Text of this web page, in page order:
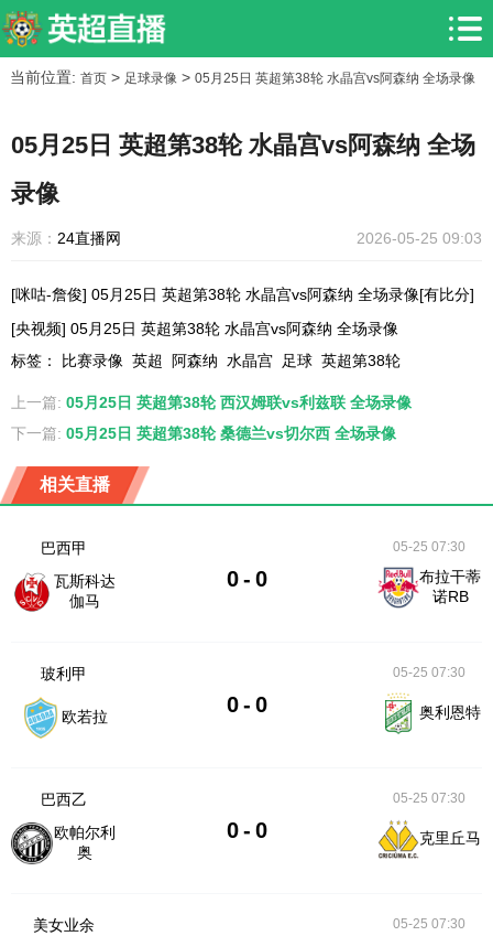
当前位置: 首页> 足球录像 > 05月25日 英超第38轮 水晶宫vs阿森纳 全场录像
05月25日 英超第38轮 水晶宫vs阿森纳 全场
录像
来源： 24直播网 2026-05-25 09:03
[咪咕-詹俊] 05月25日 英超第38轮 水晶宫vs阿森纳 全场录像[有比分]
[央视频] 05月25日 英超第38轮 水晶宫vs阿森纳 全场录像
标签 ： 比赛录像 英超 阿森纳 水晶宫 足球 英超第38轮
上一篇: 05月25日 英超第38轮 西汉姆联vs利兹联 全场录像
下一篇: 05月25日 英超第38轮 桑德兰vs切尔西 全场录像
相关直播
巴西甲
瓦斯科达
伽马
0 - 0
05-25 07:30
布拉干蒂
诺RB
玻利甲
欧若拉 0 - 0
05-25 07:30
奥利恩特
巴西乙
欧帕尔利
奥
0 - 0
05-25 07:30
克里丘马
美女业余
05-25 07:30